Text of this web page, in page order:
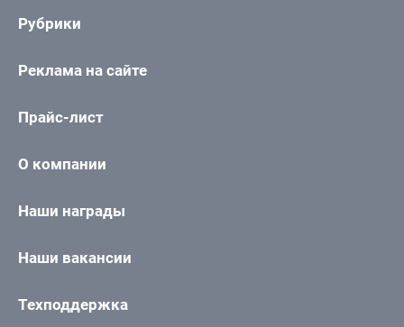
Рубрики
Реклама на сайте
Прайс-лист
О компании
Наши награды
Наши вакансии
Техподдержка